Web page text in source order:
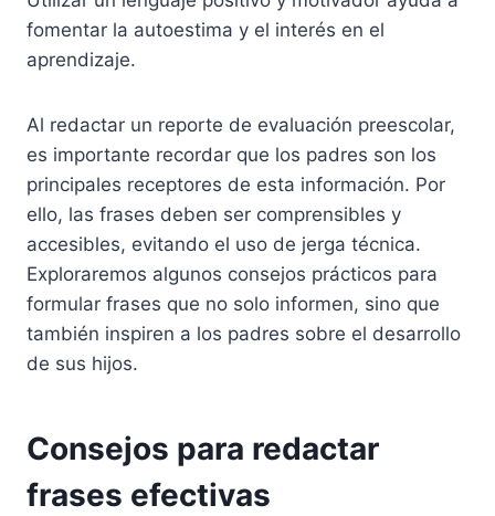
fomentar la autoestima y el interés en el
aprendizaje.
Al redactar un reporte de evaluación preescolar,
es importante recordar que los padres son los
principales receptores de esta información. Por
ello, las frases deben ser comprensibles y
accesibles, evitando el uso de jerga técnica.
Exploraremos algunos consejos prácticos para
formular frases que no solo informen, sino que
también inspiren a los padres sobre el desarrollo
de sus hijos.
Consejos para redactar
frases efectivas